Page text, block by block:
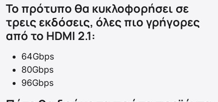
Το πρότυπο θα κυκλοφορήσει σε
τρεις εκδόσεις, όλες πιο γρήγορες
από το HDMI 2.1:
64Gbps
80Gbps
96Gbps